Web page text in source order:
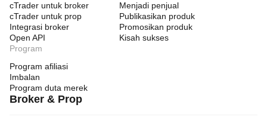
cTrader untuk broker
cTrader untuk prop
Integrasi broker
Open API
Menjadi penjual
Publikasikan produk
Promosikan produk
Kisah sukses
Program
Program afiliasi
Imbalan
Program duta merek
Broker & Prop